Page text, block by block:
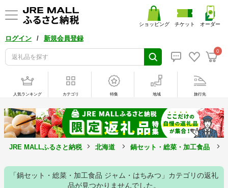
ログイン / 新規会員登録
0
ショッピング チケット オーダー
人気ランキング カテゴリ 特集 地域 旅行先
JRE MALLふるさと納税 北海道 鍋セット・総菜・加工食品
「鍋セット・総菜・加工食品 ジャム・はちみつ」カテゴリの返礼
品が見つかりませんでした。